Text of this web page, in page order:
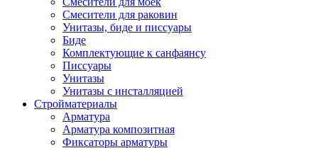
Смесители для раковин
Унитазы, биде и писсуары
Биде
Комплектующие к санфаянсу
Писсуары
Унитазы
Унитазы с инсталляцией
Стройматериалы
Арматура
Арматура композитная
Фиксаторы арматуры